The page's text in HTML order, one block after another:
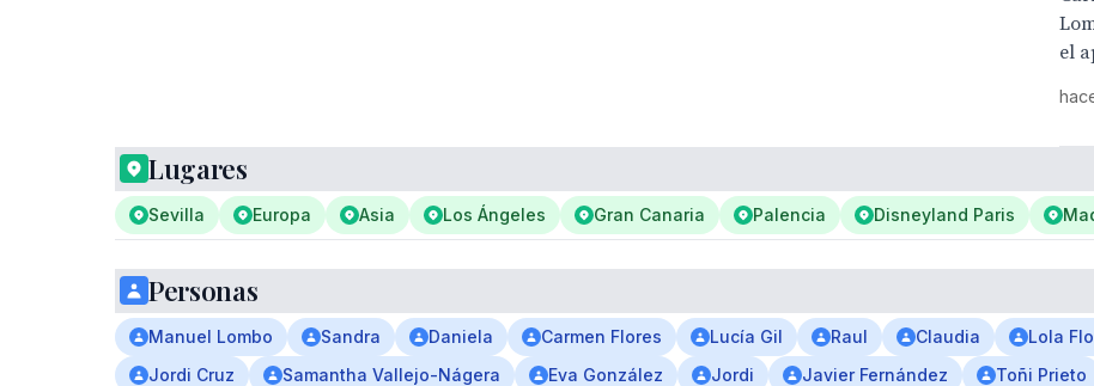
el
Lugares
Sevilla Europa Asia Los Ángeles Gran Canaria Palencia Disneyland Paris
Personas
Manuel Lombo Sandra Daniela Carmen Flores Lucía Gil Raul Claudia Lola
Jordi Cruz
Samantha Vallejo-Nágera Eva González Jordi Javier Fernández Toñi Prieto